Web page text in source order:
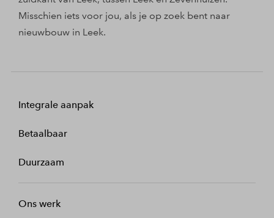
Misschien iets voor jou, als je op zoek bent naar
nieuwbouw in Leek.
Integrale aanpak
Betaalbaar
Duurzaam
Ons werk